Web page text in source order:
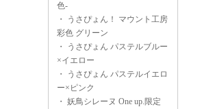
色-
・
うさぴょん！ マウント工房
彩色 グリーン
・
うさぴょん パステルブルー
×イエロー
・
うさぴょん パステルイエロ
ー×ピンク
・ 妖鳥シレーヌ One up.限定